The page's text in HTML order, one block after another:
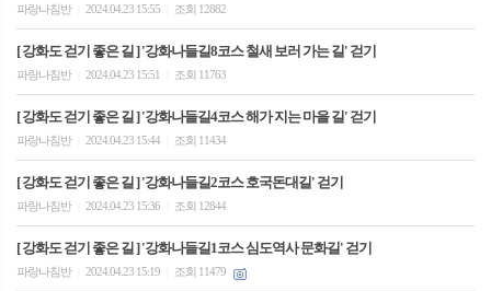
파랑나침반 2024.04.23 15:55 조회 12882
[ 강화도 걷기 좋은 길 ] '강화나들길8코스 철새 보러 가는 길' 걷기
파랑나침반 2024.04.23 15:51 조회 11763
[ 강화도 걷기 좋은 길 ] '강화나들길4코스 해가 지는 마을 길' 걷기
파랑나침반 2024.04.23 15:44 조회 11434
[ 강화도 걷기 좋은 길 ] '강화나들길2코스 호국돈대길' 걷기
파랑나침반 2024.04.23 15:36 조회 12844
[ 강화도 걷기 좋은 길 ] '강화나들길1코스 심도역사 문화길' 걷기
파랑나침반 2024.04.23 15:19 조회 11479